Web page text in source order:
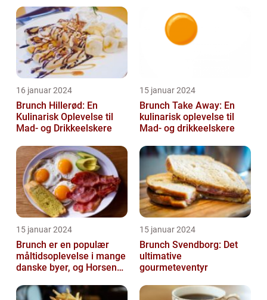
16 januar 2024
Brunch Hillerød: En
Kulinarisk Oplevelse til
Mad- og Drikkeelskere
15 januar 2024
Brunch Take Away: En
kulinarisk oplevelse til
Mad- og drikkeelskere
15 januar 2024
Brunch er en populær
måltidsoplevelse i mange
danske byer, og Horsens
15 januar 2024
Brunch Svendborg: Det
ultimative
gourmeteventyr